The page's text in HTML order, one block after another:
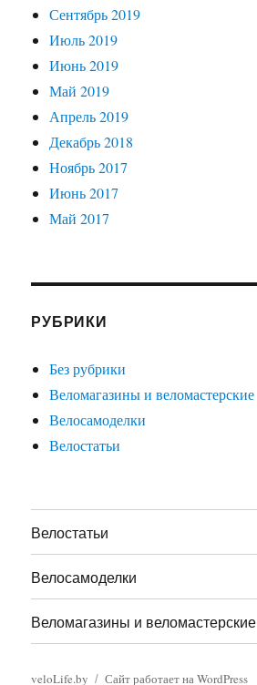
Сентябрь 2019
Июль 2019
Июнь 2019
Май 2019
Апрель 2019
Декабрь 2018
Ноябрь 2017
Июнь 2017
Май 2017
РУБРИКИ
Без рубрики
Веломагазины и веломастерские
Велосамоделки
Велостатьи
Велостатьи
Велосамоделки
Веломагазины и веломастерские
veloLife.by Сайт работает на WordPress